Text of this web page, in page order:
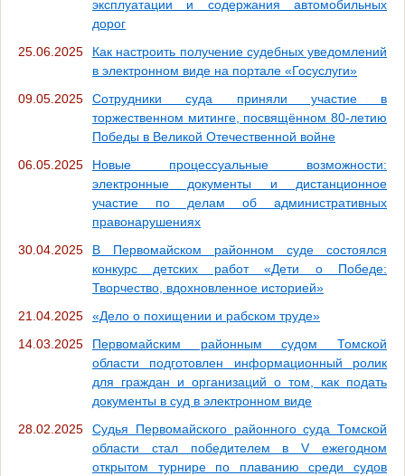
эксплуатации и содержания автомобильных
дорог
25.06.2025
Как настроить получение судебных уведомлений
в электронном виде на портале «Госуслуги»
09.05.2025
Сотрудники суда приняли участие в
торжественном митинге, посвящённом 80-летию
Победы в Великой Отечественной войне
06.05.2025
Новые процессуальные возможности:
электронные документы и дистанционное
участие по делам об административных
правонарушениях
30.04.2025
В Первомайском районном суде состоялся
конкурс детских работ «Дети о Победе:
Творчество, вдохновленное историей»
21.04.2025
«Дело о похищении и рабском труде»
14.03.2025
Первомайским районным судом Томской
области подготовлен информационный ролик
для граждан и организаций о том, как подать
документы в суд в электронном виде
28.02.2025
Судья Первомайского районного суда Томской
области стал победителем в V ежегодном
открытом турнире по плаванию среди судов